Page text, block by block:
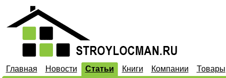
Главная Новости Статьи Книги Компании Товары